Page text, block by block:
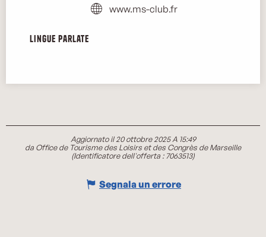
www.ms-club.fr
Lingue parlate
Lingue parlate
Aggiornato il 20 ottobre 2025 A 15:49
da Office de Tourisme des Loisirs et des Congrès de Marseille
(Identificatore dell'offerta :7063513)
Segnala un errore